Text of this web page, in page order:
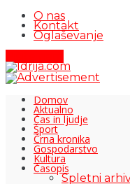
O nas
Kontakt
Oglaševanje
Domov
Aktualno
Čas in ljudje
Šport
Črna kronika
Gospodarstvo
Kultura
Časopis
Spletni